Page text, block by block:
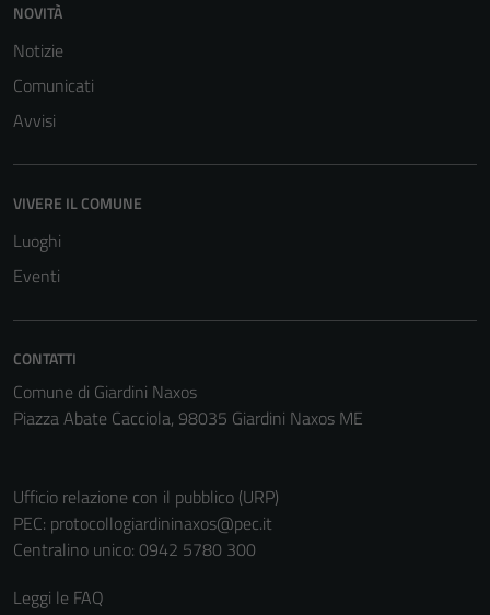
NOVITÀ
Notizie
Comunicati
Avvisi
VIVERE IL COMUNE
Luoghi
Eventi
CONTATTI
Comune di Giardini Naxos
Piazza Abate Cacciola, 98035 Giardini Naxos ME
Ufficio relazione con il pubblico (URP)
PEC: protocollogiardininaxos@pec.it
Centralino unico: 0942 5780 300
Leggi le FAQ
essere